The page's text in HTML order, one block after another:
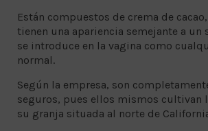
Están compuestos de crema de cacao,
tienen una apariencia semejante a
se introduce en la vagina como
normal.
Según la empresa, son
seguros, pues ellos mismos cultivan
su granja situada al norte de